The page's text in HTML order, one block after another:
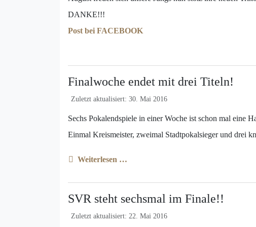
DANKE!!!
Post bei FACEBOOK
Finalwoche endet mit drei Titeln!
Zuletzt aktualisiert: 30. Mai 2016
Sechs Pokalendspiele in einer Woche ist schon mal eine
Einmal Kreismeister, zweimal Stadtpokalsieger und drei
Weiterlesen …
SVR steht sechsmal im Finale!!
Zuletzt aktualisiert: 22. Mai 2016